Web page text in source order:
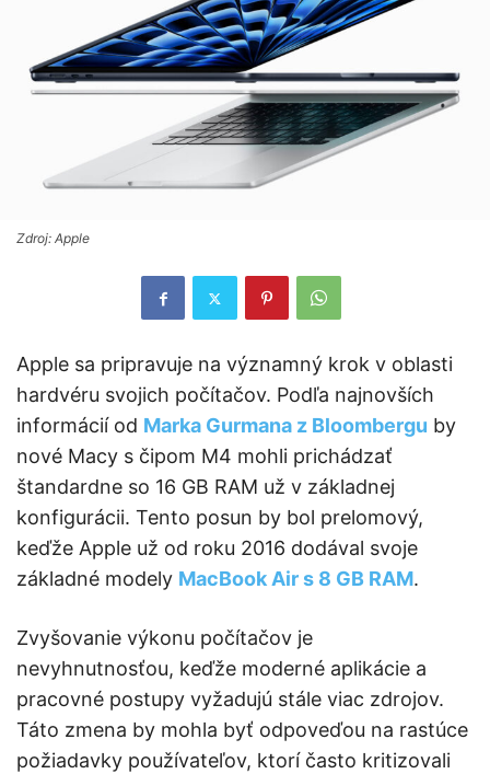
Zdroj: Apple
Apple sa pripravuje na významný krok v oblasti
hardvéru svojich počítačov. Podľa najnovších
informácií od Marka Gurmana z Bloombergu by
nové Macy s čipom M4 mohli prichádzať
štandardne so 16 GB RAM už v základnej
konfigurácii. Tento posun by bol prelomový,
keďže Apple už od roku 2016 dodával svoje
základné modely MacBook Air s 8 GB RAM.
Zvyšovanie výkonu počítačov je
nevyhnutnosťou, keďže moderné aplikácie a
pracovné postupy vyžadujú stále viac zdrojov.
Táto zmena by mohla byť odpoveďou na rastúce
požiadavky používateľov, ktorí často kritizovali